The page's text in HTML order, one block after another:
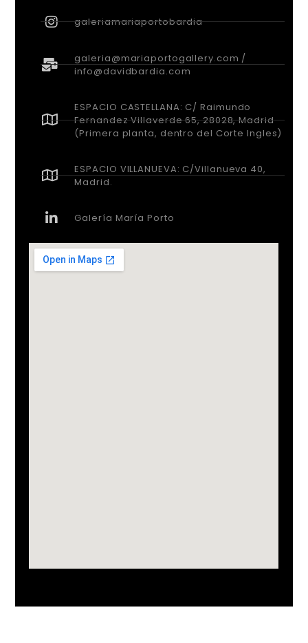
galeriamariaportobardia
galeria@mariaportogallery.com /
info@davidbardia.com
ESPACIO CASTELLANA: C/ Raimundo
Fernandez Villaverde 65, 28028, Madrid
(Primera planta, dentro del Corte Ingles)
ESPACIO VILLANUEVA: C/Villanueva 40,
Madrid.
Galería María Porto